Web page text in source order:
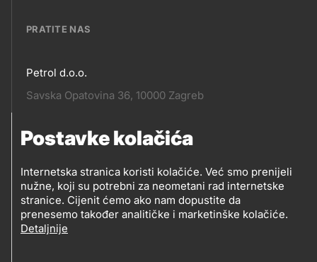
Postavke kolačića
Internetska stranica koristi kolačiće. Već smo prenijeli
nužne, koji su potrebni za neometani rad internetske
stranice. Cijenit ćemo ako nam dopustite da
prenesemo također analitičke i marketinške kolačiće.
Detaljnije
PRATITE NAS
Pratite
Petrol d.o.o.
Savska Opatovina 36, 10000 Zagreb
Pratite
nas
Social
media
PRATITE PETROL NA